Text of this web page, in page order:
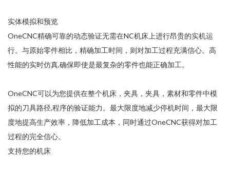
实体模拟和预览
OneCNC精确可靠的动态验证无需在NC机床上进行昂贵的实机运
行。与原始零件相比，精确加工时间，则对加工过程充满信心。高
性能的实时仿真,确保即使是最复杂的零件也能正确加工。
OneCNC可以为您提供在整个机床，夹具，夹具，素材和零件中模
拟的刀具路径,程序的验证能力。最大限度地减少停机时间，最大限
度地提高生产效率，降低加工成本，同时通过OneCNC获得对加工
过程的完全信心。
支持您的机床